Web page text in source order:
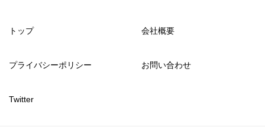
トップ 会社概要
プライバシーポリシー お問い合わせ
Twitter